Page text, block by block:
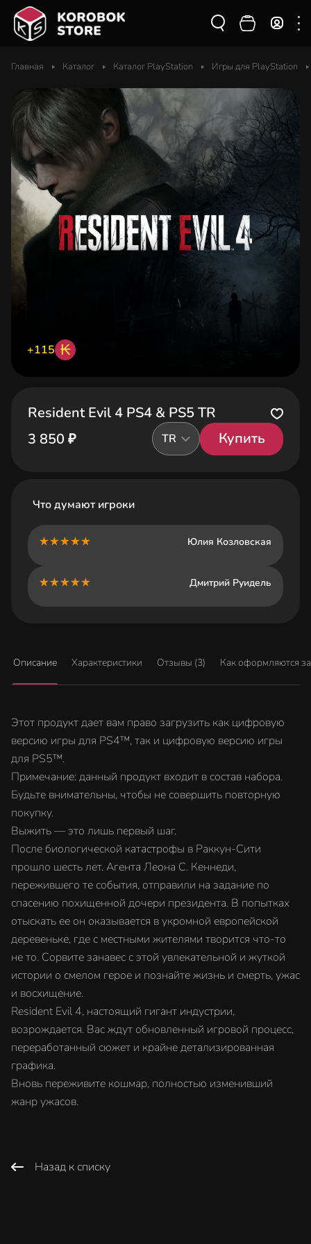
Главная Каталог Каталог PlayStation Игры для PlayStation
+115 ₭
Resident Evil 4 PS4 & PS5 TR
3 850 ₽
TR Купить
Что думают игроки
Юлия Козловская
Дмитрий Руидель
Описание Характеристики Отзывы (3) Как оформляются
Этот продукт дает вам право загрузить как цифровую
версию игры для PS4™, так и цифровую версию игры
для PS5™.
Примечание: данный продукт входит в состав набора.
Будьте внимательны, чтобы не совершить повторную
покупку.
Выжить — это лишь первый шаг.
После биологической катастрофы в Раккун-Сити
прошло шесть лет. Агента Леона С. Кеннеди,
пережившего те события, отправили на задание по
спасению похищенной дочери президента. В попытках
отыскать ее он оказывается в укромной европейской
деревеньке, где с местными жителями творится что-то
не то. Сорвите занавес с этой увлекательной и жуткой
истории о смелом герое и познайте жизнь и смерть, ужас
и восхищение.
Resident Evil 4, настоящий гигант индустрии,
возрождается. Вас ждут обновленный игровой процесс,
переработанный сюжет и крайне детализированная
графика.
Вновь переживите кошмар, полностью изменивший
жанр ужасов.
Назад к списку